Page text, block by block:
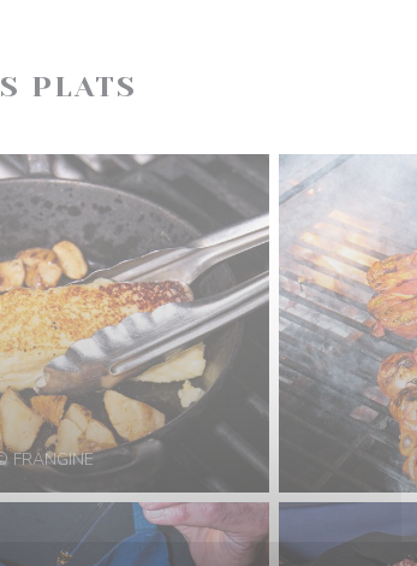
PLATS
FRANGINE